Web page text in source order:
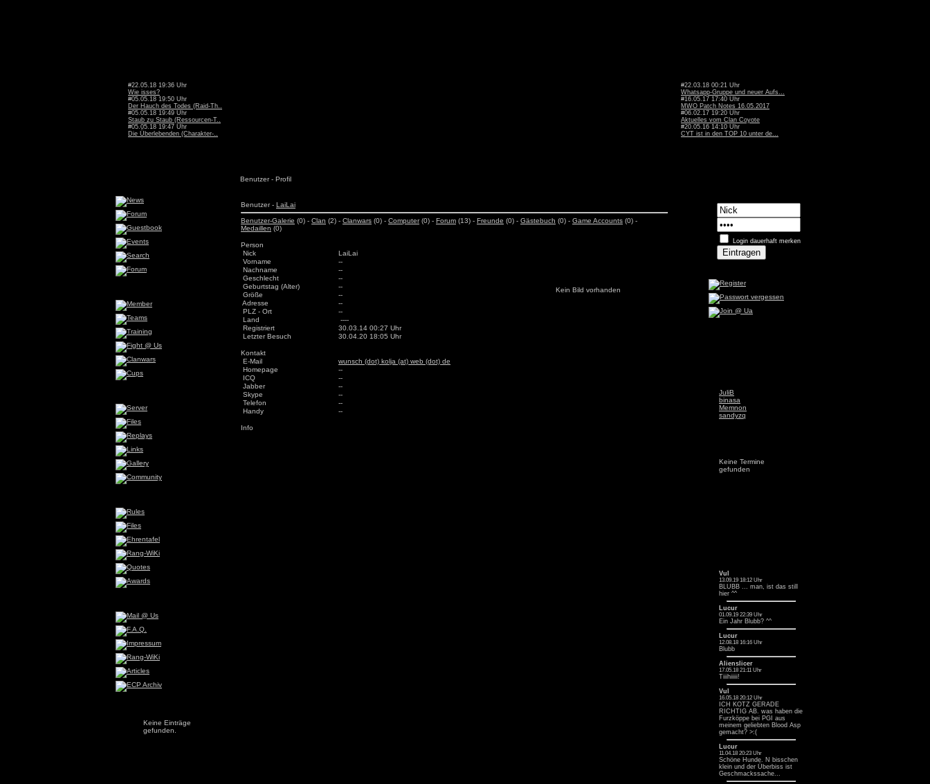
#22.05.18 19:36 Uhr
Wie isses?
#05.05.18 19:50 Uhr
Der Hauch des Todes (Raid-Th..
#05.05.18 19:49 Uhr
Staub zu Staub (Ressourcen-T..
#05.05.18 19:47 Uhr
Die Überlebenden (Charakter-..
#22.03.18 00:21 Uhr
Whatsapp-Gruppe und neuer Aufs...
#16.05.17 17:40 Uhr
MWO Patch Notes 16.05.2017
#06.02.17 19:20 Uhr
Aktuelles vom Clan Coyote
#20.05.16 14:10 Uhr
CYT ist in den TOP 10 unter de...
Keine Einträge
gefunden.
Benutzer - Profil
Benutzer - LaiLai
Benutzer-Galerie (0) - Clan (2) - Clanwars (0) - Computer(0) - Forum (13) - Freunde (0) - Gästebuch (0) - Game Accounts (0) -
Medaillen (0)
Person
Nick
LaiLai
Kein Bild vorhanden
Vorname
--
Nachname
--
Geschlecht
--
Geburtstag (Alter)
--
Größe
--
Adresse
--
PLZ - Ort
--
Land
----
Registriert
30.03.14 00:27 Uhr
Letzter Besuch
30.04.20 18:05 Uhr
Kontakt
E-Mail
wunsch (dot) kolja (at) web (dot) de
Homepage
--
ICQ
--
Jabber
--
Skype
--
Telefon
--
Handy
--
Info
Login dauerhaft merken
JuliB
binasa
Memnon
sandyzq
Keine Termine
gefunden
Vul
13.09.19 18:12 Uhr
BLUBB ... man, ist das still
hier ^^
Lucur
01.09.19 22:39 Uhr
Ein Jahr Blubb? ^^
Lucur
12.08.18 16:16 Uhr
Blubb
Alienslicer
17.05.18 21:11 Uhr
Tiiihiiiii!
Vul
16.05.18 20:12 Uhr
ICH KOTZ GERADE
RICHTIG AB. was haben die
Furzköppe bei PGI aus
meinem geliebten Blood Asp
gemacht? >:(
Lucur
11.04.18 20:23 Uhr
Schöne Hunde. N bisschen
klein und der Überbiss ist
Geschmackssache...